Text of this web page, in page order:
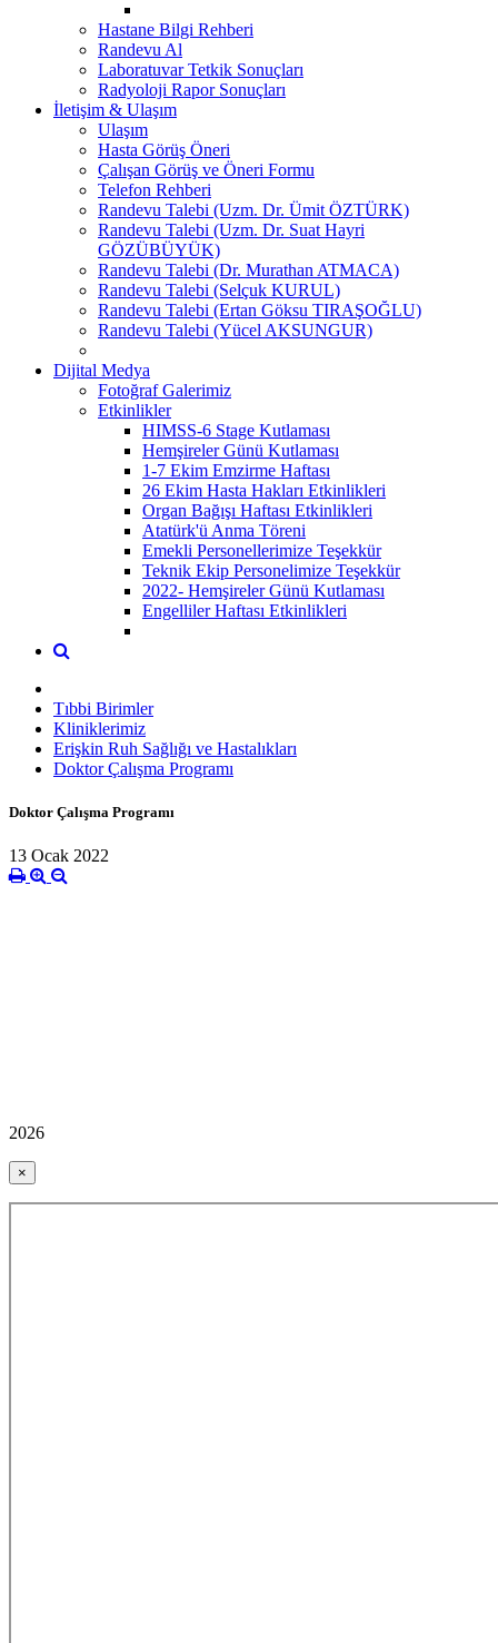
Hastane Bilgi Rehberi
Randevu Al
Laboratuvar Tetkik Sonuçları
Radyoloji Rapor Sonuçları
İletişim & Ulaşım
Ulaşım
Hasta Görüş Öneri
Çalışan Görüş ve Öneri Formu
Telefon Rehberi
Randevu Talebi (Uzm. Dr. Ümit ÖZTÜRK)
Randevu Talebi (Uzm. Dr. Suat Hayri
GÖZÜBÜYÜK)
Randevu Talebi (Dr. Murathan ATMACA)
Randevu Talebi (Selçuk KURUL)
Randevu Talebi (Ertan Göksu TIRAŞOĞLU)
Randevu Talebi (Yücel AKSUNGUR)
Dijital Medya
Fotoğraf Galerimiz
Etkinlikler
HIMSS-6 Stage Kutlaması
Hemşireler Günü Kutlaması
1-7 Ekim Emzirme Haftası
26 Ekim Hasta Hakları Etkinlikleri
Organ Bağışı Haftası Etkinlikleri
Atatürk'ü Anma Töreni
Emekli Personellerimize Teşekkür
Teknik Ekip Personelimize Teşekkür
2022- Hemşireler Günü Kutlaması
Engelliler Haftası Etkinlikleri
Tıbbi Birimler
Kliniklerimiz
Erişkin Ruh Sağlığı ve Hastalıkları
Doktor Çalışma Programı
Doktor Çalışma Programı
13 Ocak 2022
2026
×